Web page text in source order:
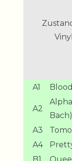
A1
A2
Bach)
A3
A4